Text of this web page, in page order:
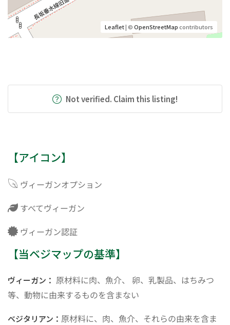
Leaflet| ©OpenStreetMapcontributors
Not verified. Claim this listing!
【アイコン】
ヴィーガンオプション
すべてヴィーガン
ヴィーガン認証
【当ベジマップの基準】
ヴィーガン： 原材料に肉、魚介、 卵、乳製品、はちみつ
等、動物に由来するものを含まない
ベジタリアン： 原材料に、肉、魚介、それらの由来を含ま